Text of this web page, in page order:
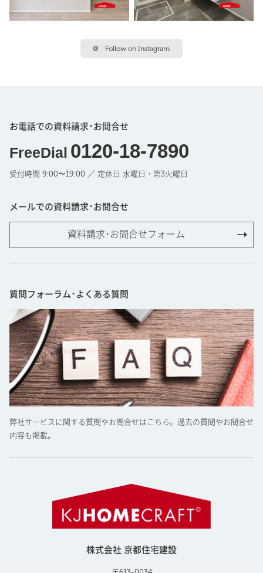
Follow on Instagram
お電話での資料請求･お問合せ
FreeDial 0120-18-7890
受付時間 9:00〜19:00 ／ 定休日 水曜日・第3火曜日
メールでの資料請求･お問合せ
資料請求･お問合せフォーム
質問フォーラム･よくある質問
弊社サービスに関する質問やお問合せはこちら。過去の質問やお問合せ
内容も掲載。
株式会社 京都住宅建設